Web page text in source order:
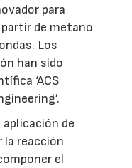
para
de metano
Los
han sido
‘ACS
de
reacción
el